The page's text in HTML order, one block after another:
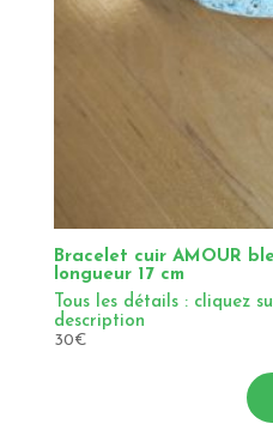
Bracelet cuir AMOUR
longueur 17 cm
Tous les détails : cliquez
description
30€